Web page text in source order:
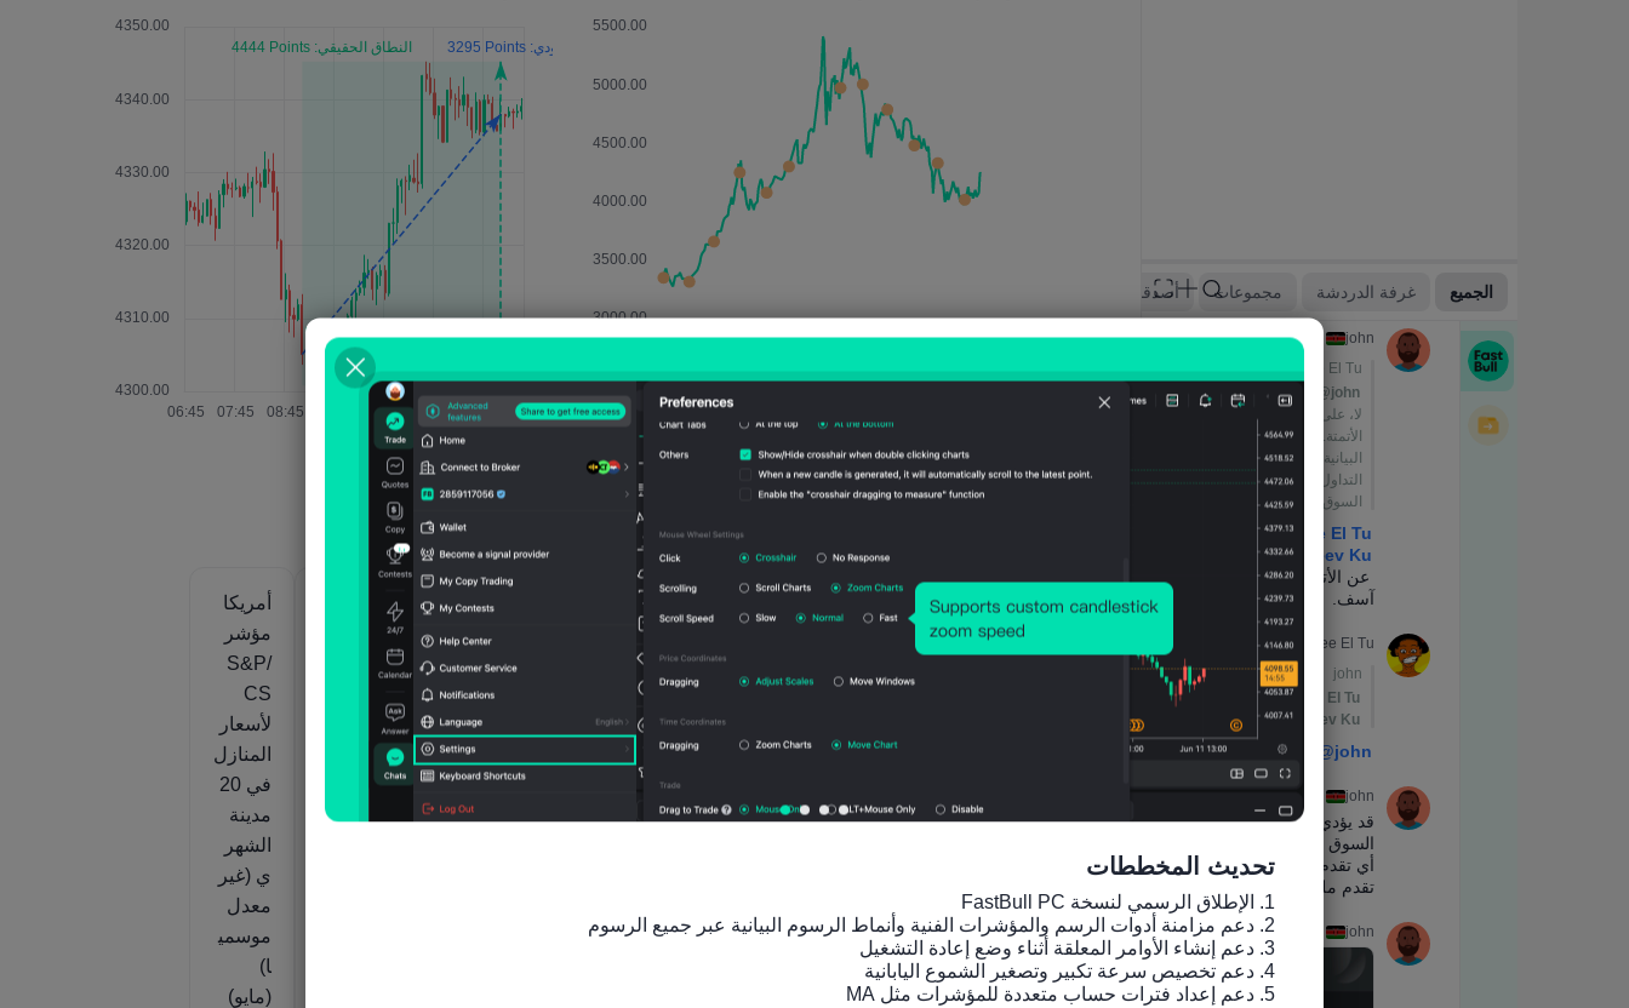
أمريكا
مؤشر
(مايو)
ي
(مايو)
المنازل
مدن
S&P/
CS
أسعار
المنازل
في 10
مدن
موسمي
أمريكا
مؤشر
S&P/
CS
لأسعار
المنازل
في 20
مدينة
أمريكا
مؤشر
S&P/
CS
لأسعار
المنازل
في 20
مدينة
الشهر
ي (غير
معدل
موسمي
ا)
(مايو)
تحديث المخططات